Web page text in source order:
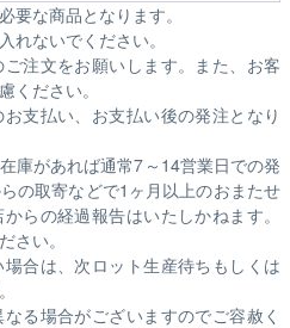
要な商品となります。
れないでください。
注文をお願いします。また、お客
ください。
支払い、お支払い後の発注となり
庫があれば通常7～14営業日での発
の取寄などで1ヶ月以上のおまたせ
からの経過報告はいたしかねます。
さい。
合は、次ロット生産待ちもしくは
る場合がございますのでご容赦く